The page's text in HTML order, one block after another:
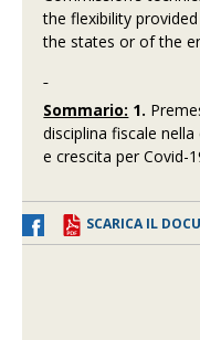
the flexibility
the states or of the
Sommario: 1.
disciplina fiscale
e crescita per Covid-
SCARICA IL